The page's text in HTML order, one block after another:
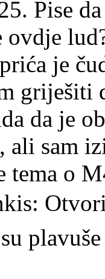
Pise
ovdje
je
griješiti
da je
ali sam
tema o